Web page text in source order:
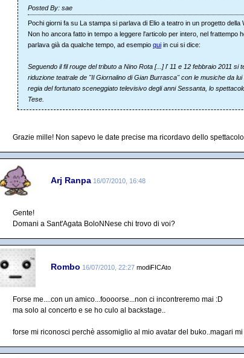
Posted By: sae
Pochi giorni fa su La stampa si parlava di Elio a teatro in un progetto della
Non ho ancora fatto in tempo a leggere l'articolo per intero, nel frattempo
parlava già da qualche tempo, ad esempio qui in cui si dice:
Seguendo il fil rouge del tributo a Nino Rota [...] l' 11 e 12 febbraio 2011
riduzione teatrale de "Il Giornalino di Gian Burrasca" con le musiche da
regia del fortunato sceneggiato televisivo degli anni Sessanta, lo
Tese.
Grazie mille! Non sapevo le date precise ma ricordavo dello
Arj Ranpa 16/07/2010, 16:48
Gente!
Domani a Sant'Agata BoloNNese chi trovo di voi?
Rombo 16/07/2010, 22:27 modiFICAto
Forse me....con un amico...foooorse...non ci incontreremo mai :D
ma solo al concerto e se ho culo al backstage..
forse mi riconosci perchè assomiglio al mio avatar del buko..magari